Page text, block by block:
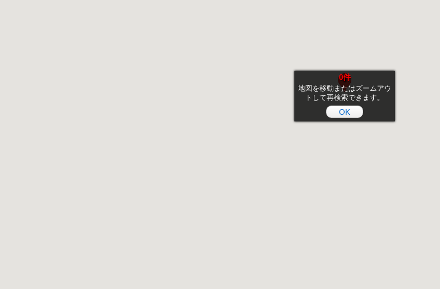
0件
地図を移動またはズームアウ
トして再検索できます。
OK